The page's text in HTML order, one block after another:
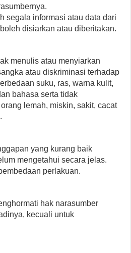
segala informasi atau data dari
disiarkan atau diberitakan.
menulis atau menyiarkan
atau diskriminasi terhadap
suku, ras, warna kulit,
bahasa serta tidak
lemah, miskin, sakit, cacat
yang kurang baik
mengetahui secara jelas.
perlakuan.
hak narasumber
kecuali untuk